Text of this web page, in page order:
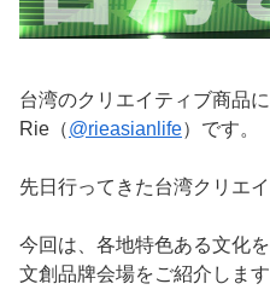
台湾のクリエイティブ商品
Rie（@rieasianlife）です。
先日行ってきた台湾クリエ
今回は、各地特色ある文化
文創品牌会場をご紹介します